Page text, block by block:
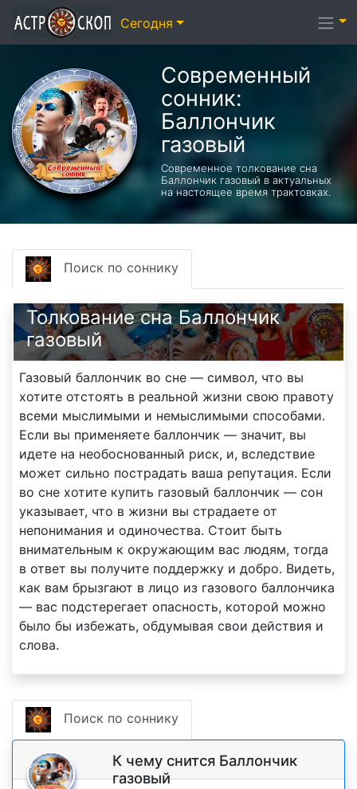
Современный
сонник:
Баллончик
газовый
Современное толкование сна
Баллончик газовый в актуальных
на настоящее время трактовках.
Поиск по соннику
Толкование сна Баллончик
газовый
Газовый баллончик во сне — символ, что вы
хотите отстоять в реальной жизни свою правоту
всеми мыслимыми и немыслимыми способами.
Если вы применяете баллончик — значит, вы
идете на необоснованный риск, и, вследствие
может сильно пострадать ваша репутация. Если
во сне хотите купить газовый баллончик — сон
указывает, что в жизни вы страдаете от
непонимания и одиночества. Стоит быть
внимательным к окружающим вас людям, тогда
в ответ вы получите поддержку и добро. Видеть,
как вам брызгают в лицо из газового баллончика
— вас подстерегает опасность, которой можно
было бы избежать, обдумывая свои действия и
слова.
Поиск по соннику
К чему снится Баллончик
газовый
Сегодня